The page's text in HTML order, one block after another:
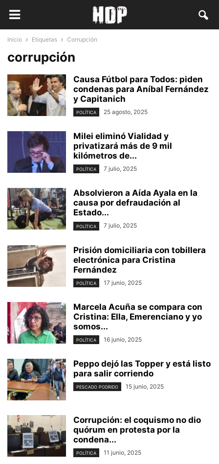
Inicio Etiquetas Corrupción
corrupción
Causa Fútbol para Todos: piden
condenas para Aníbal Fernández
y Capitanich
POLÍTICA 25 agosto, 2025
Milei eliminó Vialidad y
privatizará más de 9 mil
kilómetros de...
POLÍTICA 7 julio, 2025
Absolvieron a Aída Ayala en la
causa por defraudación al
Estado...
POLÍTICA 7 julio, 2025
Prisión domiciliaria con tobillera
electrónica para Cristina
Fernández
POLÍTICA 17 junio, 2025
Marcela Acuña se compara con
Cristina: Ella, Emerenciano y yo
somos...
POLÍTICA 16 junio, 2025
Peppo dejó las Topper y está listo
para salir corriendo
PESCADO PODRIDO 15 junio, 2025
Corrupción: el coquismo no dio
quórum en protesta por la
condena...
POLÍTICA 11 junio, 2025